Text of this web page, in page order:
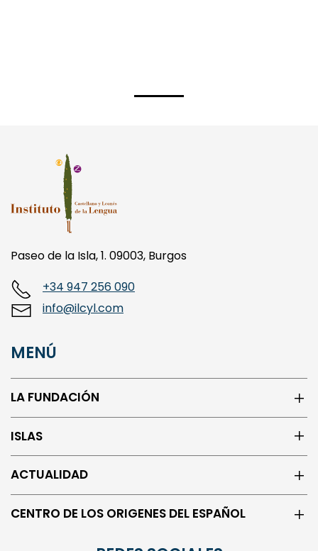
Paseo de la Isla, 1. 09003, Burgos
+34 947 256 090
info@ilcyl.com
MENÚ
LA FUNDACIÓN
ISLAS
ACTUALIDAD
CENTRO DE LOS ORIGENES DEL ESPAÑOL